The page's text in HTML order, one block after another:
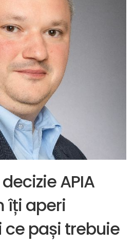
APIA
îți aperi
ce pași trebuie